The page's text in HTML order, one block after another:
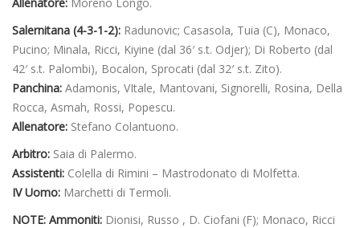
Salernitana (4-3-1-2): Radunovic; Casasola, Tuia (C), Monaco,
Pucino; Minala, Ricci, Kiyine (dal 36′ s.t. Odjer); Di Roberto (dal
42′ s.t. Palombi), Bocalon, Sprocati (dal 32′ s.t. Zito).
Panchina: Adamonis, VItale, Mantovani, Signorelli, Rosina, Della
Rocca, Asmah, Rossi, Popescu.
Allenatore: Stefano Colantuono.
Arbitro: Saia di Palermo.
Assistenti: Colella di Rimini – Mastrodonato di Molfetta.
IV Uomo: Marchetti di Termoli.
NOTE: Ammoniti: Dionisi, Russo , D. Ciofani (F); Monaco, Ricci